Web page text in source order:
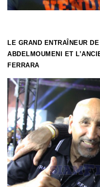
LE GRAND ENTRAÎNEUR
ABDELMOUMENI ET
FERRARA